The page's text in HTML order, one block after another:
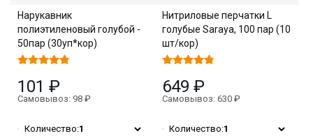
Нарукавник
полиэтиленовый голубой -
50пар (30уп*кор)
101 ₽
Самовывоз: 98 ₽
Количество:1
Нитриловые перчатки L
голубые Saraya, 100 пар (10
шт/кор)
649 ₽
Самовывоз: 630 ₽
Количество:1